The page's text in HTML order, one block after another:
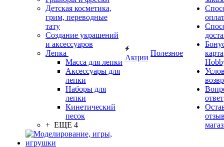
Детская косметика,
грим, переводные
тату
Создание украшений
и аксессуаров
Лепка
Масса для лепки
Аксессуары для
лепки
Наборы для
лепки
Кинетический
песок
+ ЕЩЕ 4
Акции
Полезное
карта
ответ